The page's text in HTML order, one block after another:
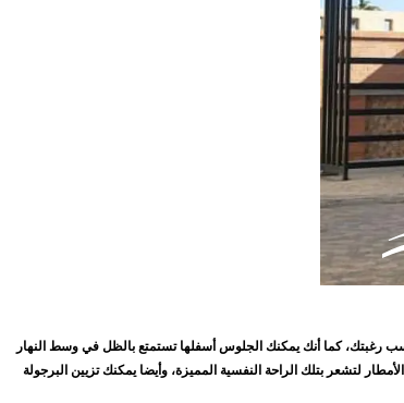
رغبتك، كما أنك يمكنك الجلوس أسفلها تستمتع بالظل في وسط النهار
لتشعر بتلك الراحة النفسية المميزة، وأيضا يمكنك تزيين البرجولة